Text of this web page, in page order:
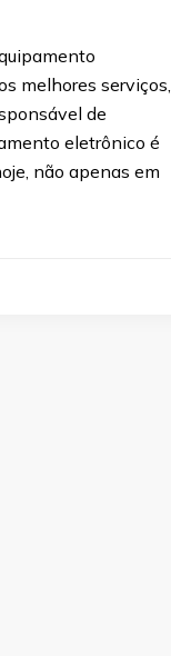
melhores serviços,
de
eletrônico é
não apenas em